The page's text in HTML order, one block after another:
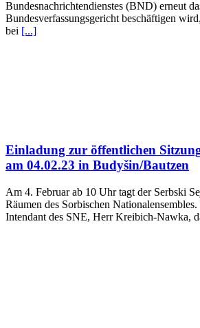
Bundesnachrichtendienstes (BND) erneut
Bundesverfassungsgericht beschäftigen
bei [...]
Einladung zur öffentlichen
am 04.02.23 in Budyšin/Bautzen
Am 4. Februar ab 10 Uhr tagt der Serbski
Räumen des Sorbischen
Intendant des SNE, Herr Kreibich-Nawka,